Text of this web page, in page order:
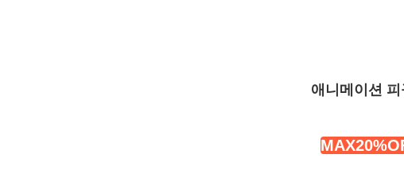
애니메이션 피